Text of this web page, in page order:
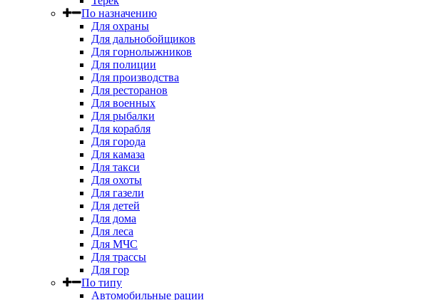
По назначению
Для охраны
Для дальнобойщиков
Для горнолыжников
Для полиции
Для производства
Для ресторанов
Для военных
Для рыбалки
Для корабля
Для города
Для камаза
Для такси
Для охоты
Для газели
Для детей
Для дома
Для леса
Для МЧС
Для трассы
Для гор
По типу
Автомобильные рации